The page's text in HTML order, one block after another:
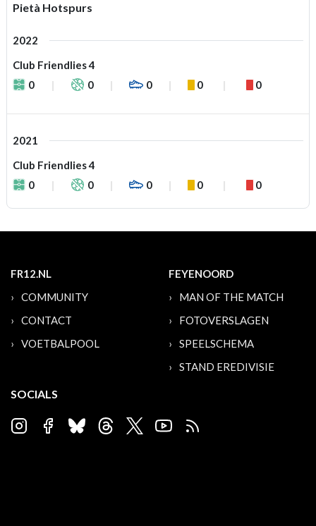
Pietà Hotspurs
2022
Club Friendlies 4
0
0 0 0 0
2021
Club Friendlies 4
0
0 0 0 0
FR12.NL
COMMUNITY
CONTACT
VOETBALPOOL
FEYENOORD
MAN OF THE MATCH
FOTOVERSLAGEN
SPEELSCHEMA
STAND EREDIVISIE
SOCIALS